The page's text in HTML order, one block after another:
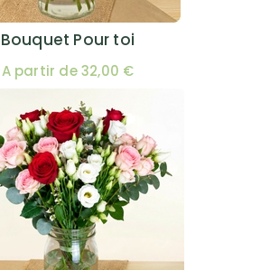
Bouquet Pour toi
A partir de 32,00 €